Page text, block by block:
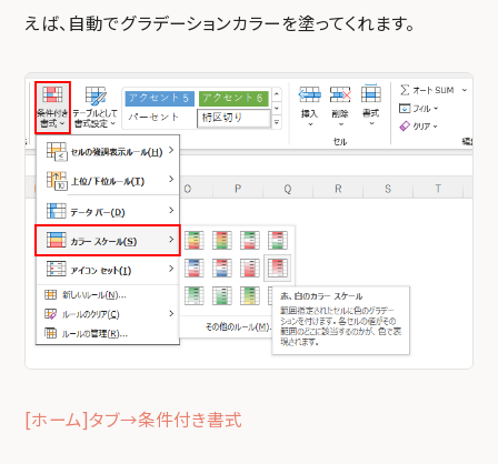
えば、自動でグラデーションカラーを塗ってくれます。
[ホーム]タブ→条件付き書式